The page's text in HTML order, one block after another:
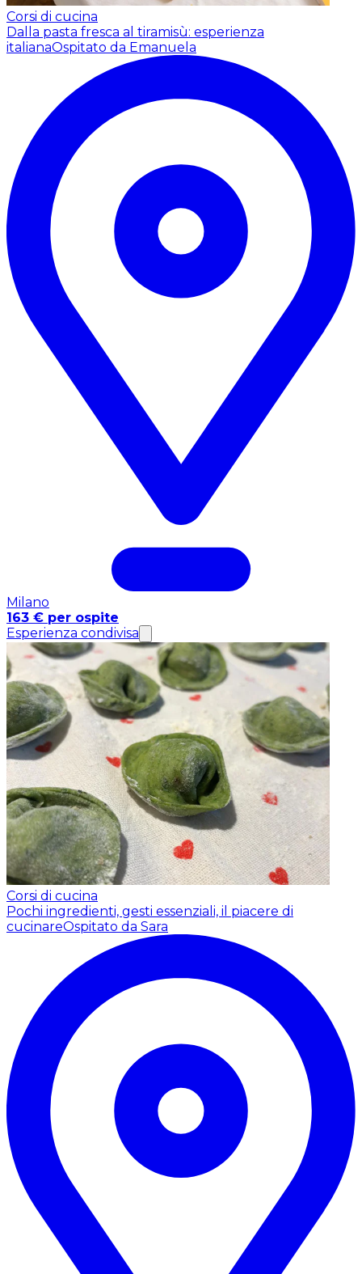
Corsi di cucina
Dalla pasta fresca al tiramisù: esperienza
italianaOspitato da Emanuela
Milano
163 € per ospite
Esperienza condivisa
Corsi di cucina
Pochi ingredienti, gesti essenziali, il piacere di
cucinareOspitato da Sara